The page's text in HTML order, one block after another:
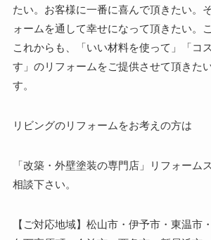
たい。お客様に一番に喜んで頂きたい。
ォームを通して幸せになって頂きたい。
これからも、「いい材料を使って」「コ
す」のリフォームをご提供させて頂きた
す。
リビングのリフォームをお考えの方は
「改築・外壁塗装の専門店」リフォーム
相談下さい。
【ご対応地域】松山市・伊予市・東温市